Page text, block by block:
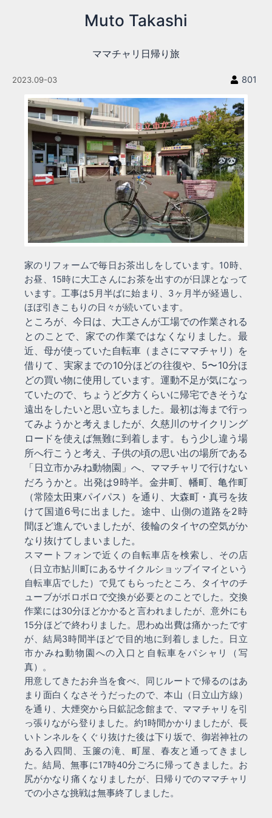
Muto Takashi
ママチャリ日帰り旅
2023.09-03 801
家のリフォームで毎日お茶出しをしています。10時、
お昼、15時に大工さんにお茶を出すのが日課となって
います。工事は5月半ばに始まり、3ヶ月半が経過し、
ほぼ引きこもりの日々が続いています。
ところが、今日は、大工さんが工場での作業される
とのことで、家での作業ではなくなりました。最
近、母が使っていた自転車（まさにママチャリ）を
借りて、実家までの10分ほどの往復や、5〜10分ほ
どの買い物に使用しています。運動不足が気になっ
ていたので、ちょうど夕方くらいに帰宅できそうな
遠出をしたいと思い立ちました。最初は海まで行っ
てみようかと考えましたが、久慈川のサイクリング
ロードを使えば無難に到着します。もう少し違う場
所へ行こうと考え、子供の頃の思い出の場所である
「日立市かみね動物園」へ、ママチャリで行けない
だろうかと。出発は9時半。金井町、幡町、亀作町
（常陸太田東パイパス）を通り、大森町・真弓を抜
けて国道6号に出ました。途中、山側の道路を2時
間ほど進んでいましたが、後輪のタイヤの空気がか
なり抜けてしまいました。
スマートフォンで近くの自転車店を検索し、その店
（日立市鮎川町にあるサイクルショップイマイという
自転車店でした）で見てもらったところ、タイヤのチ
ューブがボロボロで交換が必要とのことでした。交換
作業には30分ほどかかると言われましたが、意外にも
15分ほどで終わりました。思わぬ出費は痛かったです
が、結局3時間半ほどで目的地に到着しました。日立
市かみね動物園への入口と自転車をパシャリ（写
真）。
用意してきたお弁当を食べ、同じルートで帰るのはあ
まり面白くなさそうだったので、本山（日立山方線）
を通り、大煙突から日鉱記念館まで、ママチャリを引
っ張りながら登りました。約1時間かかりましたが、長
いトンネルをくぐり抜けた後は下り坂で、御岩神社の
ある入四間、玉簾の滝、町屋、春友と通ってきまし
た。結局、無事に17時40分ごろに帰ってきました。お
尻がかなり痛くなりましたが、日帰りでのママチャリ
での小さな挑戦は無事終了しました。